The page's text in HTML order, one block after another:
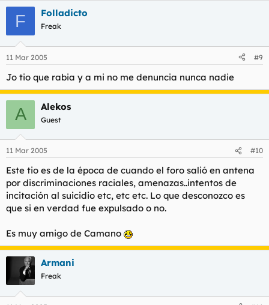
F Folladicto
Freak
11 Mar 2005 #9
Jo tio que rabia y a mi no me denuncia nunca nadie
A Alekos
Guest
11 Mar 2005 #10
Este tio es de la época de cuando el foro salió en antena
por discriminaciones raciales, amenazas..intentos de
incitación al suicidio etc, etc etc. Lo que desconozco es
que si en verdad fue expulsado o no.
Es muy amigo de Camano
Armani
Freak